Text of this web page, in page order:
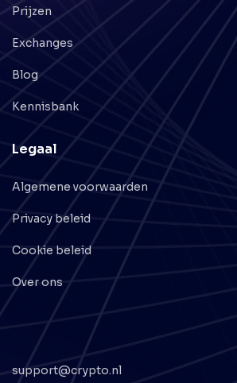
support@crypto.nl
Prijzen
Exchanges
Blog
Kennisbank
Legaal
Algemene voorwaarden
Privacy beleid
Cookie beleid
Over ons